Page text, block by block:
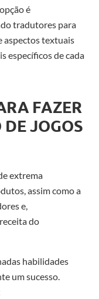
é
tradutores para
aspectos textuais
específicos de cada
FAZER
JOGOS
extrema
assim como a
e,
do
habilidades
um sucesso.